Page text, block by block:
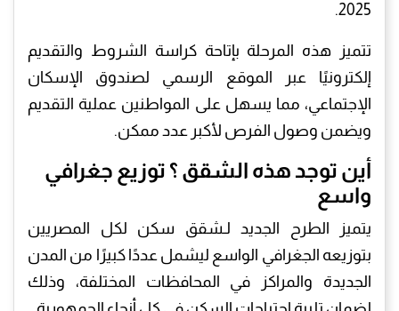
2025.
تتميز هذه المرحلة بإتاحة كراسة الشروط والتقديم
إلكترونيًا عبر الموقع الرسمي لصندوق الإسكان
الإجتماعي، مما يسهل على المواطنين عملية التقديم
ويضمن وصول الفرص لأكبر عدد ممكن.
أين توجد هذه الشقق ؟ توزيع جغرافي
واسع
يتميز الطرح الجديد لـشقق سكن لكل المصريين
بتوزيعه الجغرافي الواسع ليشمل عددًا كبيرًا من المدن
الجديدة والمراكز في المحافظات المختلفة، وذلك